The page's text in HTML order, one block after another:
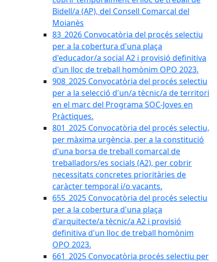
Bidell/a (AP), del Consell Comarcal del
Moianès
83_2026 Convocatòria del procés selectiu
per a la cobertura d'una plaça
d'educador/a social A2 i provisió definitiva
d'un lloc de treball homònim OPO 2023.
908_2025 Convocatòria del procés selectiu
per a la selecció d'un/a tècnic/a de territori
en el marc del Programa SOC-Joves en
Pràctiques.
801_2025 Convocatòria del procés selectiu,
per màxima urgència, per a la constitució
d'una borsa de treball comarcal de
treballadors/es socials (A2), per cobrir
necessitats concretes prioritàries de
caràcter temporal i/o vacants.
655_2025 Convocatòria del procés selectiu
per a la cobertura d'una plaça
d'arquitecte/a tècnic/a A2 i provisió
definitiva d'un lloc de treball homònim
OPO 2023.
661_2025 Convocatòria procés selectiu per